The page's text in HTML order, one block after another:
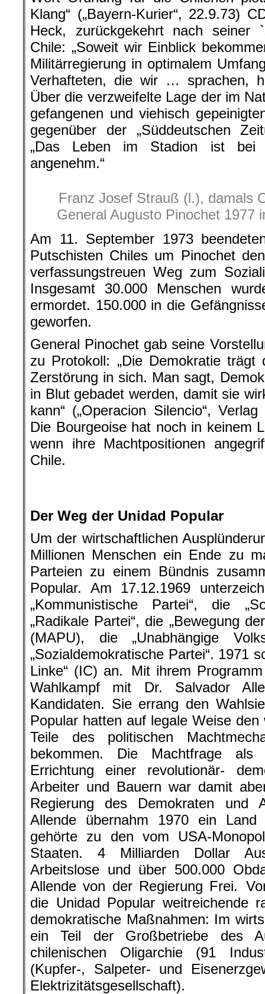
Klang“ („Bayern-Kurier“, 22.9.73)
Heck, zurückgekehrt nach seiner
Chile: „Soweit wir Einblick
Militärregierung in optimalem
Verhafteten, die wir … sprachen,
Über die verzweifelte Lage der im
gefangenen und viehisch
gegenüber der „Süddeutschen
„Das Leben im Stadion ist bei
angenehm.“
Franz Josef Strauß (l.), damals
General Augusto Pinochet 1977
Am 11. September 1973
Putschisten Chiles um Pinochet
verfassungstreuen Weg zum
Insgesamt 30.000 Menschen
ermordet. 150.000 in die
geworfen.
General Pinochet gab seine
zu Protokoll: „Die Demokratie trägt
Zerstörung in sich. Man sagt,
in Blut gebadet werden, damit sie
kann“ („Operacion Silencio“,
Die Bourgeoise hat noch in keinem
wenn ihre Machtpositionen
Chile.
Der Weg der Unidad Popular
Um der wirtschaftlichen
Millionen Menschen ein Ende zu
Parteien zu einem Bündnis
Popular. Am 17.12.1969
„Kommunistische Partei“, die
„Radikale Partei“, die „Bewegung
(MAPU), die „Unabhängige
„Sozialdemokratische Partei“. 1971
Linke“ (IC) an. Mit ihrem
Wahlkampf mit Dr. Salvador
Kandidaten. Sie errang den
Popular hatten auf legale Weise
Teile des politischen
bekommen. Die Machtfrage
Errichtung einer revolutionär-
Arbeiter und Bauern war damit
Regierung des Demokraten und
Allende übernahm 1970 ein
gehörte zu den vom USA-
Staaten. 4 Milliarden Dollar
Arbeitslose und über 500.000
Allende von der Regierung Frei.
die Unidad Popular weitreichende
demokratische Maßnahmen: Im
ein Teil der Großbetriebe des
chilenischen Oligarchie (91
(Kupfer-, Salpeter- und
Elektrizitätsgesellschaft).